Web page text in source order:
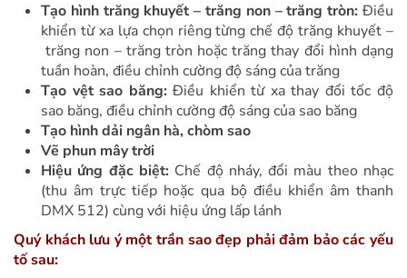
Tạo hình trăng khuyết – trăng non – trăng tròn: Điều
khiển từ xa lựa chọn riêng từng chế độ trăng khuyết –
trăng non – trăng tròn hoặc trăng thay đổi hình dạng
tuần hoàn, điều chỉnh cường độ sáng của trăng
Tạo vệt sao băng: Điều khiển từ xa thay đổi tốc độ
sao băng, điều chỉnh cường độ sáng của sao băng
Tạo hình dải ngân hà, chòm sao
Vẽ phun mây trời
Hiệu ứng đặc biệt: Chế độ nháy, đổi màu theo nhạc
(thu âm trực tiếp hoặc qua bộ điều khiển âm thanh
DMX 512) cùng với hiệu ứng lấp lánh
Quý khách lưu ý một trần sao đẹp phải đảm bảo các yếu
tố sau: